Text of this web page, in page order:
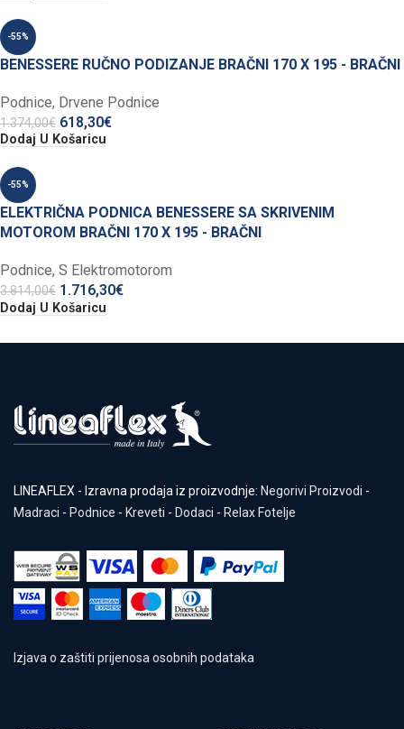
-55%
BENESSERE RUČNO PODIZANJE BRAČNI 170 X 195 - BRAČNI
Podnice, Drvene Podnice
1.374,00€ 618,30€
Dodaj U Košaricu
-55%
ELEKTRIČNA PODNICA BENESSERE SA SKRIVENIM
MOTOROM BRAČNI 170 X 195 - BRAČNI
Podnice, S Elektromotorom
3.814,00€ 1.716,30€
Dodaj U Košaricu
LINEAFLEX - Izravna prodaja iz proizvodnje: Negorivi Proizvodi -
Madraci - Podnice - Kreveti - Dodaci - Relax Fotelje
Izjava o zaštiti prijenosa osobnih podataka